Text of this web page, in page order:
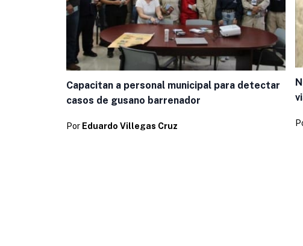
Capacitan a personal municipal para detectar
casos de gusano barrenador
Por Eduardo Villegas Cruz